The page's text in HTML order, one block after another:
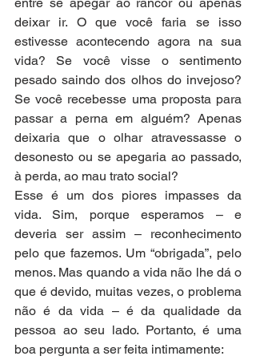
deixar ir. O que você faria se isso
estivesse acontecendo agora na sua
vida? Se você visse o sentimento
pesado saindo dos olhos do invejoso?
Se você recebesse uma proposta para
passar a perna em alguém? Apenas
deixaria que o olhar atravessasse o
desonesto ou se apegaria ao passado,
à perda, ao mau trato social?
Esse é um dos piores impasses da
vida. Sim, porque esperamos – e
deveria ser assim – reconhecimento
pelo que fazemos. Um “obrigada”, pelo
menos. Mas quando a vida não lhe dá o
que é devido, muitas vezes, o problema
não é da vida – é da qualidade da
pessoa ao seu lado. Portanto, é uma
boa pergunta a ser feita intimamente: